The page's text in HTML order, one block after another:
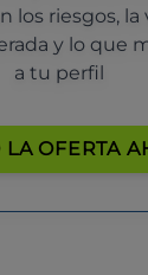
los riesgos, la
y lo que
a tu perfil
LA OFERTA